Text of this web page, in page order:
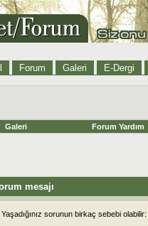
Forum Galeri E-Dergi
Galeri Forum Yardım
mesajı
Yaşadığınız sorunun birkaç sebebi olabilir: